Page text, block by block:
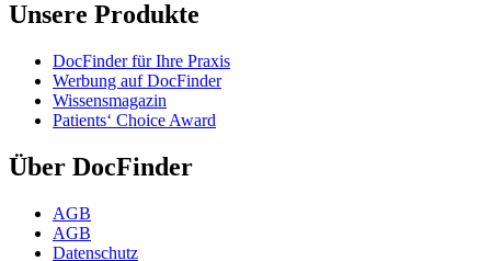
Unsere Produkte
DocFinder für Ihre Praxis
Werbung auf DocFinder
Wissensmagazin
Patients‘ Choice Award
Über DocFinder
AGB
AGB
Datenschutz